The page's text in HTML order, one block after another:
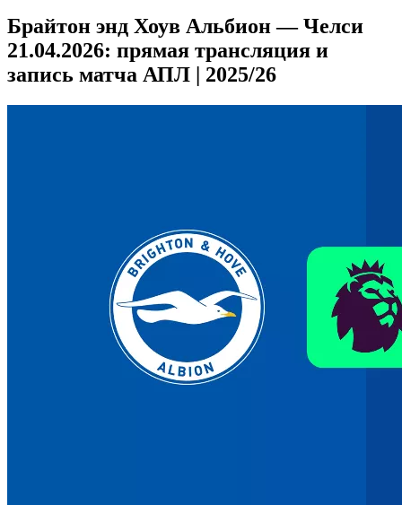
Брайтон энд Хоув Альбион — Челси
21.04.2026: прямая трансляция и
запись матча АПЛ | 2025/26